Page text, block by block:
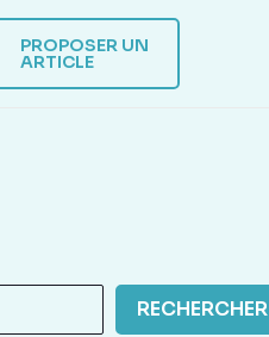
PROPOSER UN
ARTICLE
RECHERCHER